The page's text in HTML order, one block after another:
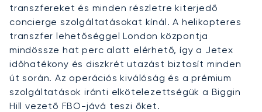
transzfereket és minden részletre kiterjedő
concierge szolgáltatásokat kínál. A helikopteres
transzfer lehetőséggel London központja
mindössze hat perc alatt elérhető, így a Jetex
időhatékony és diszkrét utazást biztosít minden
út során. Az operációs kiválóság és a prémium
szolgáltatások iránti elkötelezettségük a Biggin
Hill vezető FBO-jává teszi őket.